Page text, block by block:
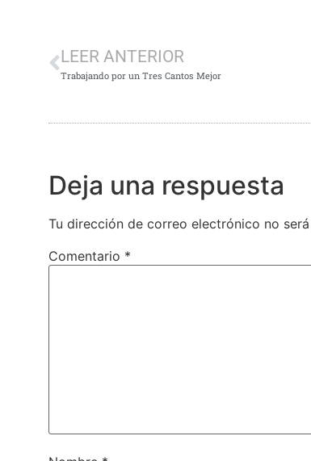
LEER ANTERIOR
Trabajando por un Tres Cantos Mejor
Deja una respuesta
Tu dirección de correo electrónico no
Comentario *